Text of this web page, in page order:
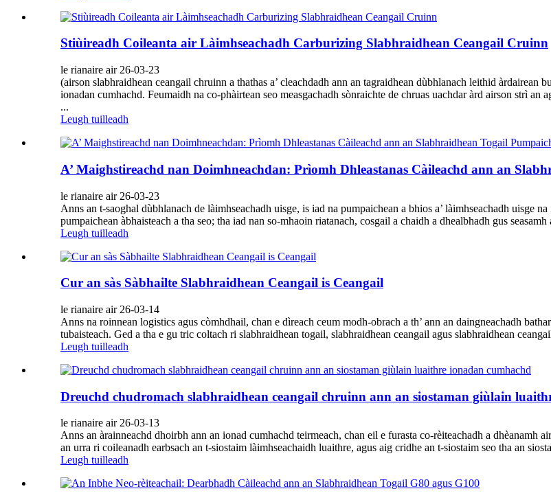
Stiùireadh Coileanta air Làimhseachadh Carburizing Slabhraidhean Ceangail Cruinn
le rianaire air 26-03-23
(airson slabhraidhean ceangail chruinn a thathas a’ cleachdadh ann an tagraidhean dùbhlanach leithid àrdairean
ionadan cumhachd. Feumaidh na co-phàirtean seo measgachadh sònraichte de chruas uachdar àrd airson strì
...
Leugh tuilleadh
A’ Maighstireachd nan Doimhneachdan: Prìomh Dhleastanas Càileachd ann an
le rianaire air 26-03-23
Anns an t-saoghal dùbhlanach de làimhseachadh uisge, is iad na pumpaichean a bhios a’ làimhseachadh uisge
pumpaichean àbhaisteach a tha seo; tha iad nan so-mhaoin riatanach, cosgail a chaidh a dhealbhadh gus
Leugh tuilleadh
Cur an sàs Sàbhailte Slabhraidhean Ceangail is Ceangail
le rianaire air 26-03-14
Anns na roinnean logistics agus còmhdhail, chan e dìreach ceum modh-obrach a th’ ann an daingneachadh
tubaisteach. Ged a tha e gu tric coltach ri slabhraidhean togail, slabhraidhean ceangail agus slabhraidhean
Leugh tuilleadh
Dreuchd chudromach slabhraidhean ceangail chruinn ann an siostaman giùlain
le rianaire air 26-03-13
Anns an àrainneachd dhoirbh ann an ionad cumhachd teirmeach, chan eil e furasta co-rèiteachadh a dhèanamh
an urra ri coileanadh earbsach an t-siostaim làimhseachaidh luaithre, agus aig cridhe an t-siostaim seo tha an
Leugh tuilleadh